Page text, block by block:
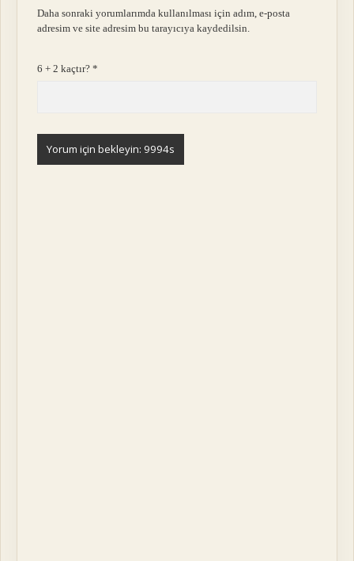
Daha sonraki yorumlarımda kullanılması için adım, e-posta
adresim ve site adresim bu tarayıcıya kaydedilsin.
6 + 2 kaçtır?*